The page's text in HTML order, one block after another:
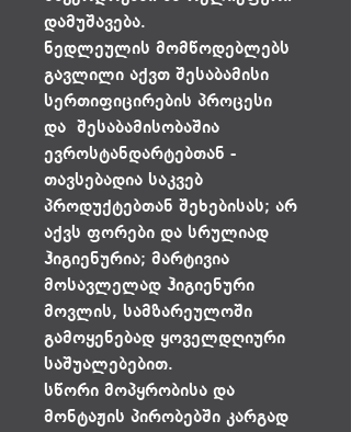
დამუშავება.
ნედლეულის მომწოდებლებს
გავლილი აქვთ შესაბამისი
სერთიფიცირების პროცესი
და შესაბამისობაშია
ევროსტანდარტებთან -
თავსებადია საკვებ
პროდუქტებთან შეხებისას; არ
აქვს ფორები და სრულიად
ჰიგიენურია; მარტივია
მოსავლელად ჰიგიენური
მოვლის, სამზარეულოში
გამოყენებად ყოველდღიური
საშუალებებით.
სწორი მოპყრობისა და
მონტაჟის პირობებში კარგად